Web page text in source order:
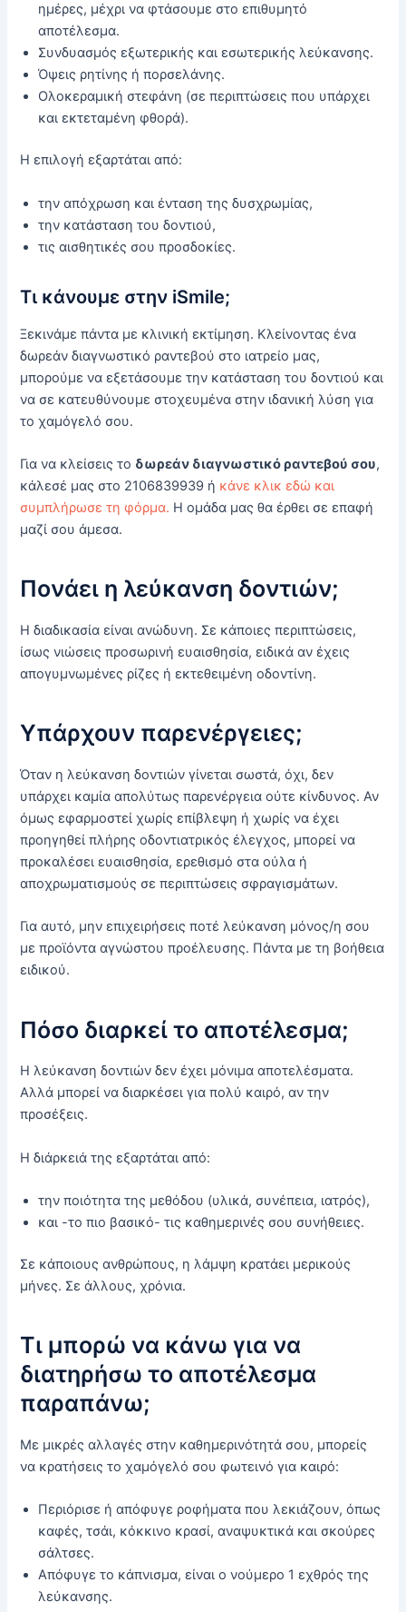
ημέρες, μέχρι να φτάσουμε στο επιθυμητό
αποτέλεσμα.
Συνδυασμός εξωτερικής και εσωτερικής λεύκανσης.
Όψεις ρητίνης ή πορσελάνης.
Ολοκεραμική στεφάνη (σε περιπτώσεις που υπάρχει
και εκτεταμένη φθορά).
Η επιλογή εξαρτάται από:
την απόχρωση και ένταση της δυσχρωμίας,
την κατάσταση του δοντιού,
τις αισθητικές σου προσδοκίες.
Τι κάνουμε στην iSmile;
Ξεκινάμε πάντα με κλινική εκτίμηση. Κλείνοντας ένα
δωρεάν διαγνωστικό ραντεβού στο ιατρείο μας,
μπορούμε να εξετάσουμε την κατάσταση του δοντιού και
να σε κατευθύνουμε στοχευμένα στην ιδανική λύση για
το χαμόγελό σου.
Για να κλείσεις το δωρεάν διαγνωστικό ραντεβού σου,
κάλεσέ μας στο 2106839939 ή κάνε κλικ εδώ και
συμπλήρωσε τη φόρμα. Η ομάδα μας θα έρθει σε επαφή
μαζί σου άμεσα.
Πονάει η λεύκανση δοντιών;
Η διαδικασία είναι ανώδυνη. Σε κάποιες περιπτώσεις,
ίσως νιώσεις προσωρινή ευαισθησία, ειδικά αν έχεις
απογυμνωμένες ρίζες ή εκτεθειμένη οδοντίνη.
Υπάρχουν παρενέργειες;
Όταν η λεύκανση δοντιών γίνεται σωστά, όχι, δεν
υπάρχει καμία απολύτως παρενέργεια ούτε κίνδυνος. Αν
όμως εφαρμοστεί χωρίς επίβλεψη ή χωρίς να έχει
προηγηθεί πλήρης οδοντιατρικός έλεγχος, μπορεί να
προκαλέσει ευαισθησία, ερεθισμό στα ούλα ή
αποχρωματισμούς σε περιπτώσεις σφραγισμάτων.
Για αυτό, μην επιχειρήσεις ποτέ λεύκανση μόνος/η σου
με προϊόντα αγνώστου προέλευσης. Πάντα με τη βοήθεια
ειδικού.
Πόσο διαρκεί το αποτέλεσμα;
Η λεύκανση δοντιών δεν έχει μόνιμα αποτελέσματα.
Αλλά μπορεί να διαρκέσει για πολύ καιρό, αν την
προσέξεις.
Η διάρκειά της εξαρτάται από:
την ποιότητα της μεθόδου (υλικά, συνέπεια, ιατρός),
και -το πιο βασικό- τις καθημερινές σου συνήθειες.
Σε κάποιους ανθρώπους, η λάμψη κρατάει μερικούς
μήνες. Σε άλλους, χρόνια.
Τι μπορώ να κάνω για να
διατηρήσω το αποτέλεσμα
παραπάνω;
Με μικρές αλλαγές στην καθημερινότητά σου, μπορείς
να κρατήσεις το χαμόγελό σου φωτεινό για καιρό:
Περιόρισε ή απόφυγε ροφήματα που λεκιάζουν, όπως
καφές, τσάι, κόκκινο κρασί, αναψυκτικά και σκούρες
σάλτσες.
Απόφυγε το κάπνισμα, είναι ο νούμερο 1 εχθρός της
λεύκανσης.